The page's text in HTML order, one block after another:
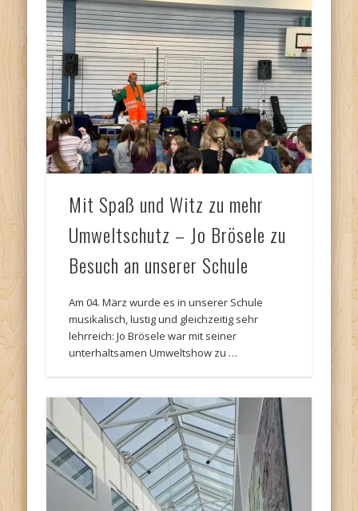
Mit Spaß und Witz zu mehr
Umweltschutz – Jo Brösele zu
Besuch an unserer Schule
Am 04. März wurde es in unserer Schule
musikalisch, lustig und gleichzeitig sehr
lehrreich: Jo Brösele war mit seiner
unterhaltsamen Umweltshow zu …